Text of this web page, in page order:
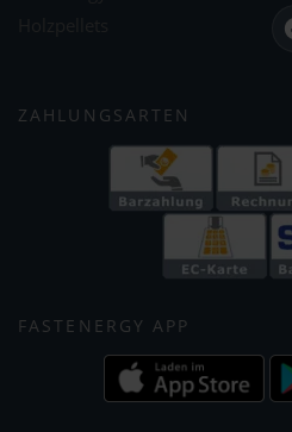
ZAHLUNGSARTEN
FASTENERGY APP